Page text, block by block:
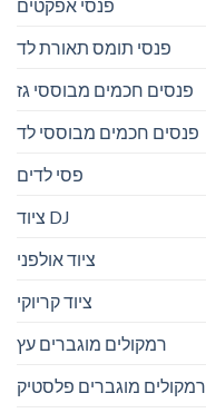
פנסי אפקטים
פנסי תומס תאורת לד
פנסים חכמים מבוססי גז
פנסים חכמים מבוססי לד
פסי לדים
ציוד DJ
ציוד אולפני
ציוד קריוקי
רמקולים מוגברים עץ
רמקולים מוגברים פלסטיק